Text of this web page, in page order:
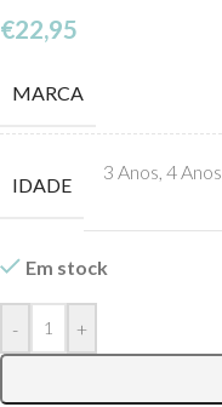
€22,95
MARCA
IDADE
3 Anos, 4 Anos
Em stock
- +